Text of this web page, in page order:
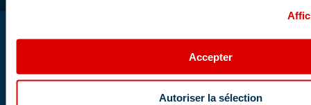
Accepter
Autoriser la sélection